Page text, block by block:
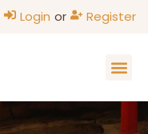
Login or Register